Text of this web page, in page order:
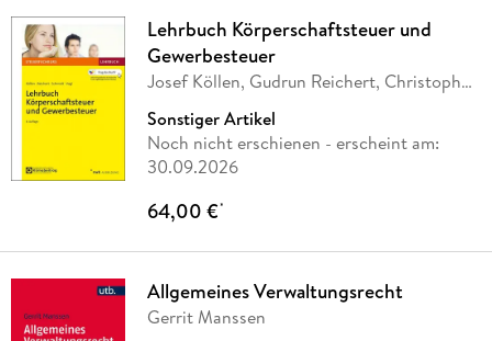
Lehrbuch Körperschaftsteuer und
Gewerbesteuer
Josef Köllen, Gudrun Reichert, Christoph
Sonstiger Artikel
Noch nicht erschienen - erscheint am:
30.09.2026
64,00 €*
Allgemeines Verwaltungsrecht
Gerrit Manssen